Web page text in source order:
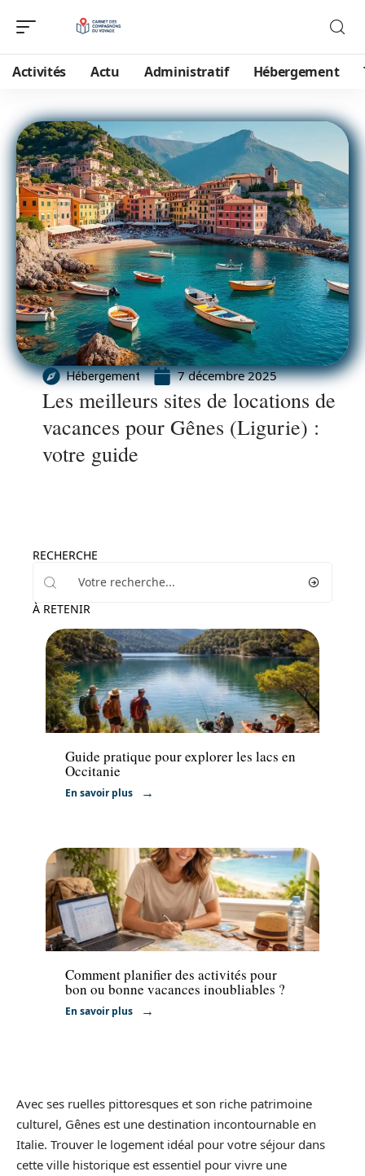
Activités Actu Administratif Hébergement
Hébergement 7 décembre 2025
Les meilleurs sites de locations de
vacances pour Gênes (Ligurie) :
votre guide
RECHERCHE
À RETENIR
Voyage
Guide pratique pour explorer les lacs en
Occitanie
En savoir plus
Activités
Comment planifier des activités pour
bon ou bonne vacances inoubliables ?
En savoir plus
Avec ses ruelles pittoresques et son riche patrimoine
culturel, Gênes est une destination incontournable en
Italie. Trouver le logement idéal pour votre séjour dans
cette ville historique est essentiel pour vivre une